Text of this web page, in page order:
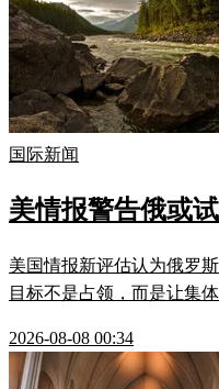
国际新闻
美情报警告俄或
美国情报新评估认为俄罗
目标不是占领，而是让集
2026-08-08 00:34